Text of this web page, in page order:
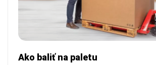
Ako baliť na paletu